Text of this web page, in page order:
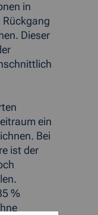
in
Dieser
ein
Bei
ist der
%